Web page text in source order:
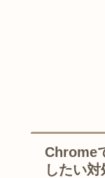
Chrome
したい対